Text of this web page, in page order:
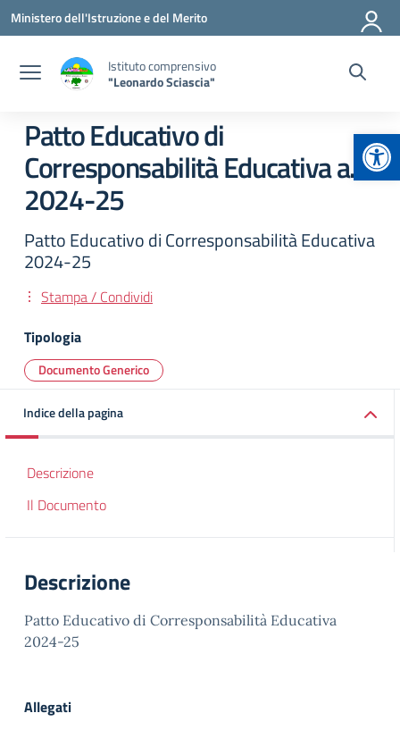
Vai ai contenuti
Vai al menu di navigazione
Vai al footer
Ministero dell'Istruzione e del Merito
Istituto comprensivo
"Leonardo Sciascia"
Patto Educativo di
Corresponsabilità Educativa a.s.
2024-25
Patto Educativo di Corresponsabilità Educativa
2024-25
Stampa / Condividi
Tipologia
Documento Generico
Indice della pagina
Descrizione
Il Documento
Descrizione
Patto Educativo di Corresponsabilità Educativa
2024-25
Allegati